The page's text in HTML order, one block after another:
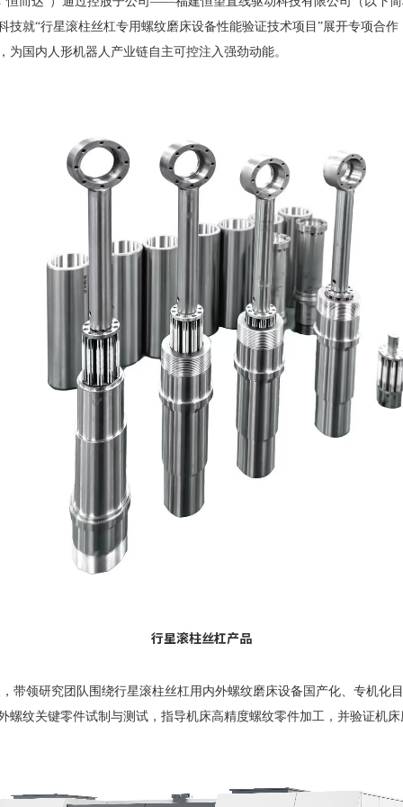
就“行星滚柱丝杠专用螺纹磨床设备性能验证技术项目”展开专项合
国内人形机器人产业链自主可控注入强劲动能。
行星滚柱丝杠产品
带领研究团队围绕行星滚柱丝杠用内外螺纹磨床设备国产化、专机化
纹关键零件试制与测试，指导机床高精度螺纹零件加工，并验证机